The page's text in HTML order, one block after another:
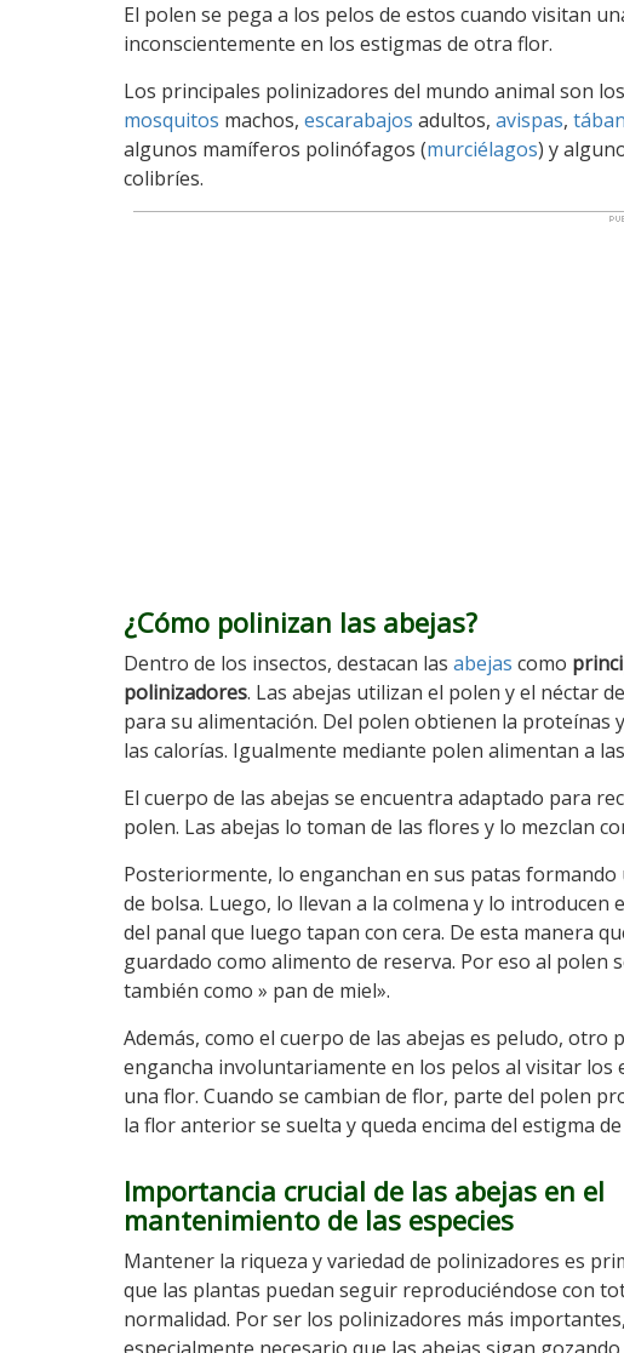
El polen se pega a los pelos de estos cuando visitan
inconscientemente en los estigmas de otra flor.
Los principales polinizadores del mundo animal son los
mosquitos machos, escarabajos adultos, avispas,
algunos mamíferos polinófagos (murciélagos) y
colibríes.
¿Cómo polinizan las abejas?
Dentro de los insectos, destacan las abejas como
polinizadores. Las abejas utilizan el polen y el néctar
para su alimentación. Del polen obtienen la proteínas
las calorías. Igualmente mediante polen alimentan a
El cuerpo de las abejas se encuentra adaptado para
polen. Las abejas lo toman de las flores y lo mezclan
Posteriormente, lo enganchan en sus patas formando
de bolsa. Luego, lo llevan a la colmena y lo introducen
del panal que luego tapan con cera. De esta manera
guardado como alimento de reserva. Por eso al polen
también como » pan de miel».
Además, como el cuerpo de las abejas es peludo, otro
engancha involuntariamente en los pelos al visitar los
una flor. Cuando se cambian de flor, parte del polen
la flor anterior se suelta y queda encima del estigma
Importancia crucial de las abejas en el
mantenimiento de las especies
Mantener la riqueza y variedad de polinizadores es
que las plantas puedan seguir reproduciéndose con
normalidad. Por ser los polinizadores más